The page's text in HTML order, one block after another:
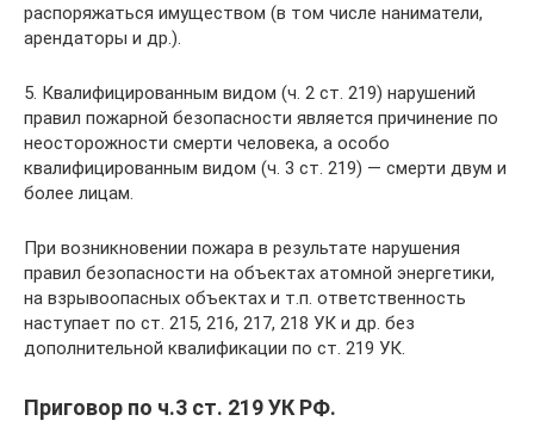
распоряжаться имуществом (в том числе наниматели,
арендаторы и др.).
5. Квалифицированным видом (ч. 2 ст. 219) нарушений
правил пожарной безопасности является причинение по
неосторожности смерти человека, а особо
квалифицированным видом (ч. 3 ст. 219) — смерти двум и
более лицам.
При возникновении пожара в результате нарушения
правил безопасности на объектах атомной энергетики,
на взрывоопасных объектах и т.п. ответственность
наступает по ст. 215, 216, 217, 218 УК и др. без
дополнительной квалификации по ст. 219 УК.
Приговор по ч.3 ст. 219 УК РФ.